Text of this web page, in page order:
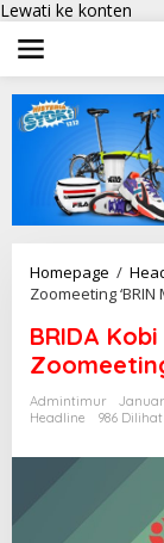
Lewati ke konten
Homepage /
Zoomeeting ‘BRIN
BRIDA
Admintimur
Headline
986 Dilihat